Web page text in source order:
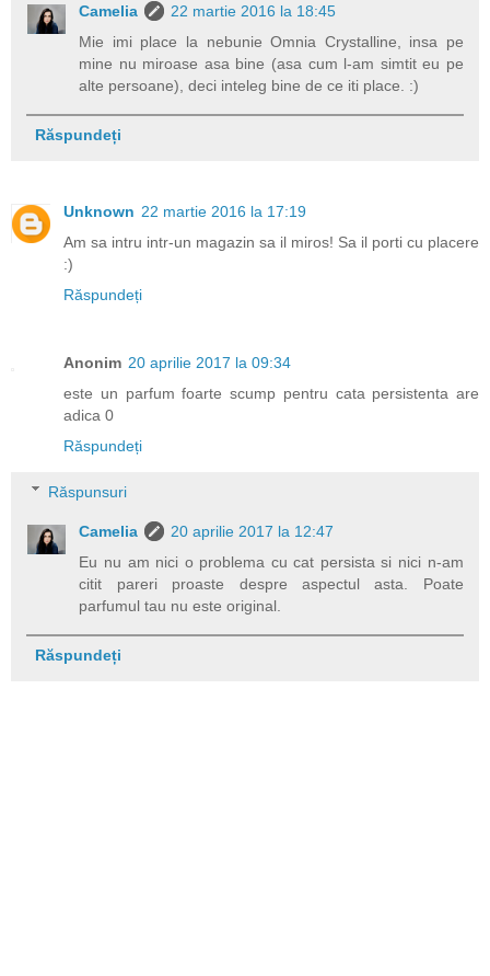
Camelia
22 martie 2016 la 18:45
Mie imi place la nebunie Omnia Crystalline, insa pe
mine nu miroase asa bine (asa cum l-am simtit eu pe
alte persoane), deci inteleg bine de ce iti place. :)
Răspundeți
Unknown 22 martie 2016 la 17:19
Am sa intru intr-un magazin sa il miros! Sa il porti cu placere
:)
Răspundeți
Anonim 20 aprilie 2017 la 09:34
este un parfum foarte scump pentru cata persistenta are
adica 0
Răspundeți
Răspunsuri
Camelia
20 aprilie 2017 la 12:47
Eu nu am nici o problema cu cat persista si nici n-am
citit pareri proaste despre aspectul asta. Poate
parfumul tau nu este original.
Răspundeți